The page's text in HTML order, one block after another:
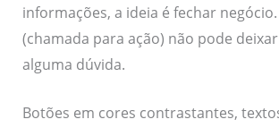
informações, a ideia é fechar negócio.
(chamada para ação) não pode
alguma dúvida.
Botões em cores contrastantes,